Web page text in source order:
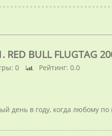
BULL FLUGTAG
: 0 Рейтинг: 0.0
день в году, когда любому по